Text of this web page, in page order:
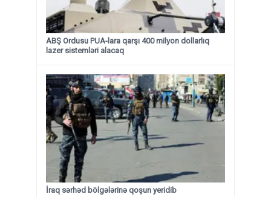
ABŞ Ordusu PUA-lara qarşı 400 milyon dollarlıq
lazer sistemləri alacaq
İraq sərhəd bölgələrinə qoşun yeridib